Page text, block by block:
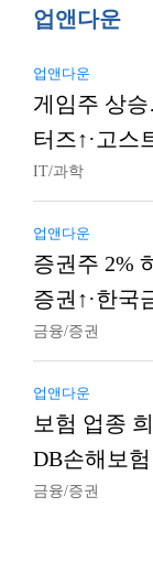
업앤다운
업앤다운
게임주 상
터즈↑·고스
IT/과학
업앤다운
증권주 2%
증권↑·한국
금융/증권
업앤다운
보험 업종
DB손해보
금융/증권